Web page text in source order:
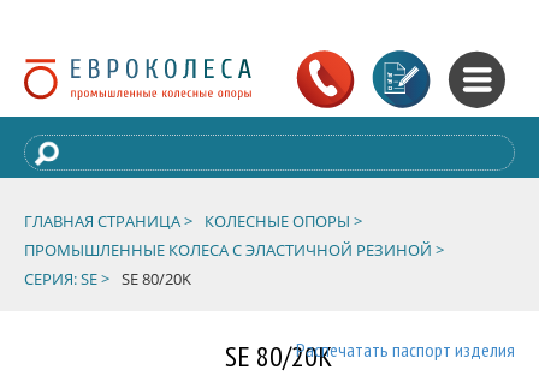
ГЛАВНАЯ СТРАНИЦА >
КОЛЕСНЫЕ ОПОРЫ >
ПРОМЫШЛЕННЫЕ КОЛЕСА С ЭЛАСТИЧНОЙ РЕЗИНОЙ >
СЕРИЯ: SE > SE 80/20K
SE 80/20KРаспечатать паспорт изделия